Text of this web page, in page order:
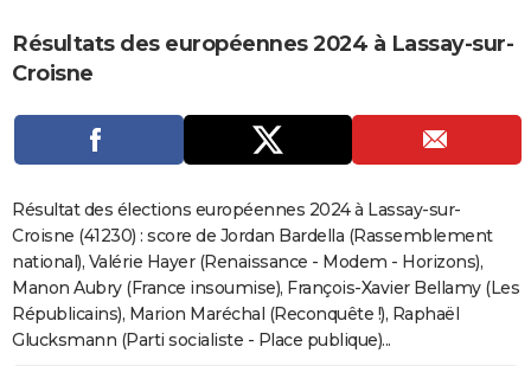
Carte de Noël
Carte Bonne année
Carte Saint-Valentin
Carte Pâques
Carte d'anniversaire
COPAINS D'AVANT
AVIS DE DÉCÈS
FORUM
Bricolage
Lifestyle
Culture
Sport
Auto
Television
Voyage
Cinema
Résultats des européennes 2024 à Lassay-sur-
Croisne
Résultat des élections européennes 2024 à Lassay-sur-
Croisne (41230) : score de Jordan Bardella (Rassemblement
national), Valérie Hayer (Renaissance - Modem - Horizons),
Manon Aubry (France insoumise), François-Xavier Bellamy (Les
Républicains), Marion Maréchal (Reconquête !), Raphaël
Glucksmann (Parti socialiste - Place publique)...